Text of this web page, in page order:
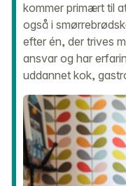
kommer primært til
også i
efter én, der trives
ansvar og har
uddannet kok,